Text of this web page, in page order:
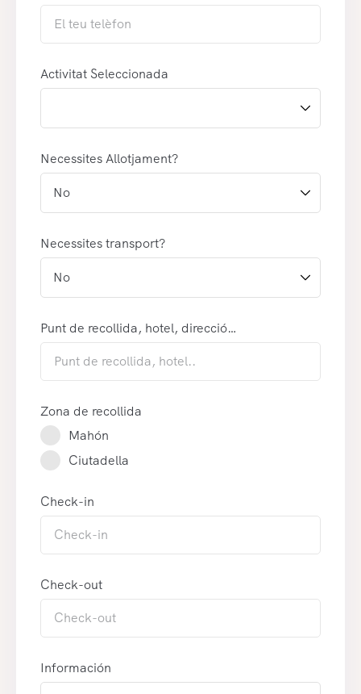
Activitat Seleccionada
Necessites Allotjament?
Necessites transport?
Punt de recollida, hotel, direcció…
Zona de recollida
Mahón
Ciutadella
Check-in
Check-out
Información